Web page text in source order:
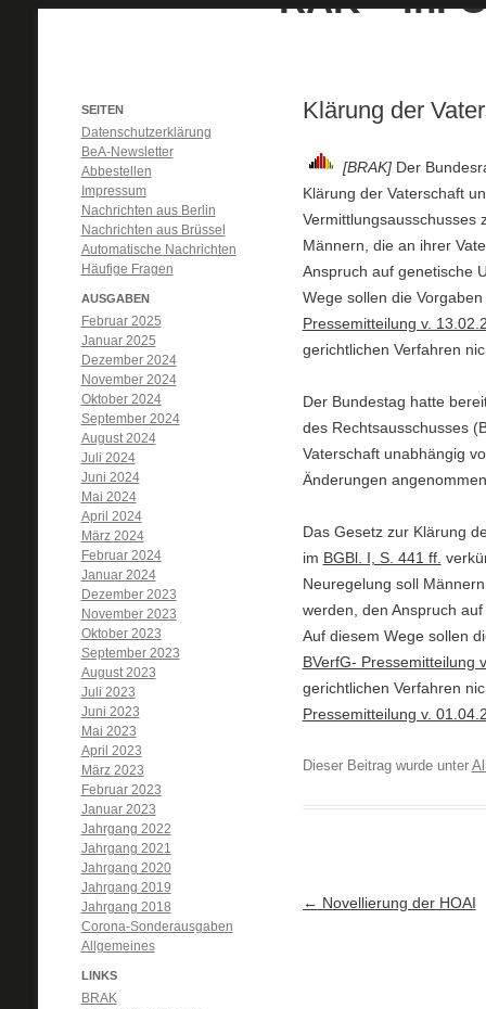
Klärung der
[BRAK] Der
Klärung der Vaterschaft
Vermittlungsausschusses
Männern, die an ihrer
Anspruch auf genetische
Wege sollen die
Pressemitteilung v.
gerichtlichen Verfahren
Der Bundestag hatte
des Rechtsausschusses
Vaterschaft unabhängig
Änderungen
Das Gesetz zur Klärung
im BGBl. I, S. 441 ff.
Neuregelung soll
werden, den Anspruch
Auf diesem Wege sollen
BVerfG- Pressemitteilung
gerichtlichen Verfahren
Pressemitteilung v.
Dieser Beitrag wurde unter
Artikel-Navigation
← Novellierung der HOAI
SEITEN
Datenschutzerklärung
BeA-Newsletter
Abbestellen
Impressum
Nachrichten aus Berlin
Nachrichten aus Brüssel
Automatische Nachrichten
Häufige Fragen
AUSGABEN
Februar 2025
Januar 2025
Dezember 2024
November 2024
Oktober 2024
September 2024
August 2024
Juli 2024
Juni 2024
Mai 2024
April 2024
März 2024
Februar 2024
Januar 2024
Dezember 2023
November 2023
Oktober 2023
September 2023
August 2023
Juli 2023
Juni 2023
Mai 2023
April 2023
März 2023
Februar 2023
Januar 2023
Jahrgang 2022
Jahrgang 2021
Jahrgang 2020
Jahrgang 2019
Jahrgang 2018
Corona-Sonderausgaben
Allgemeines
LINKS
BRAK